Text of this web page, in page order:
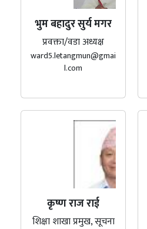
भुम बहादुर सुर्य मगर
प्रवक्ता/वडा अध्यक्ष
ward5.letangmun@gmai
l.com
कृष्ण राज राई
शिक्षा शाखा प्रमुख, सूचना